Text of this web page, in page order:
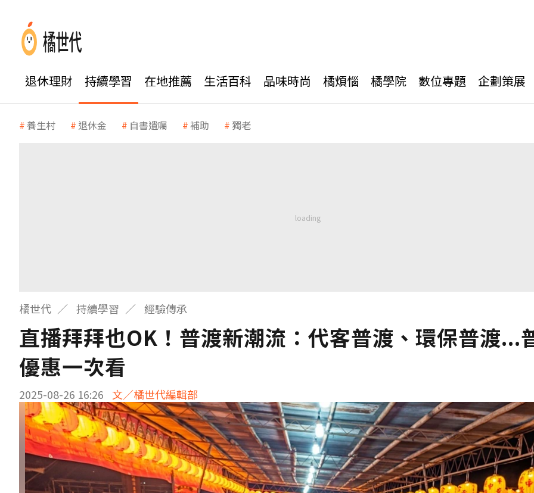
退休理財 持續學習 在地推薦 生活百科 品味時尚 橘煩惱 橘學院 數位專題 企劃策展
養生村 退休金 自書遺囑 補助 獨老
橘世代 持續學習 經驗傳承
直播拜拜也OK！普渡新潮流：代客普渡、環保普渡...
優惠一次看
2025-08-26 16:26 文／橘世代編輯部